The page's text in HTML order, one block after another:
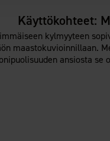
Käyttökohteet:
kylmyyteen
maastokuvioinnillaan.
ansiosta